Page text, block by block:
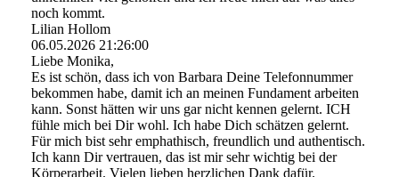
noch kommt.
Lilian Hollom
06.05.2026 21:26:00
Liebe Monika,
Es ist schön, dass ich von Barbara Deine Telefonnummer
bekommen habe, damit ich an meinen Fundament arbeiten
kann. Sonst hätten wir uns gar nicht kennen gelernt. ICH
fühle mich bei Dir wohl. Ich habe Dich schätzen gelernt.
Für mich bist sehr emphathisch, freundlich und authentisch.
Ich kann Dir vertrauen, das ist mir sehr wichtig bei der
Körperarbeit. Vielen lieben herzlichen Dank dafür.